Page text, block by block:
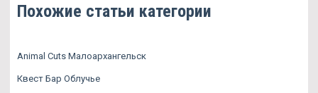
Похожие статьи категории
Animal Cuts Малоархангельск
Квест Бар Облучье